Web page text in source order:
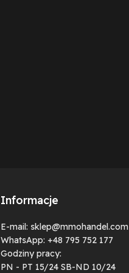
Informacje
E-mail: sklep@mmohandel.com
WhatsApp: +48 795 752 177
Godziny pracy:
PN - PT 15/24 SB-ND 10/24